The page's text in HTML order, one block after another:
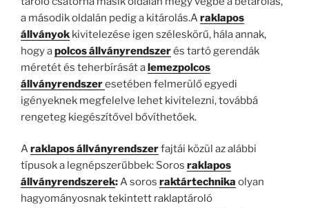
a második oldalán pedig a kitárolás.Araklapos
állványok kivitelezése igen széleskörű, hála annak,
hogy apolcos állványrendszerés tartó gerendák
méretét és teherbírását alemezpolcos
állványrendszeresetében felmerülő egyedi
igényeknek megfelelve lehet kivitelezni, továbbá
rengeteg kiegészítővel bővíthetőek.
Araklapos állványrendszerfajtái közül az alábbi
típusok a legnépszerűbbek: Soros raklapos
állványrendszerek:A soros raktártechnika olyan
hagyományosnak tekintett raklaptároló